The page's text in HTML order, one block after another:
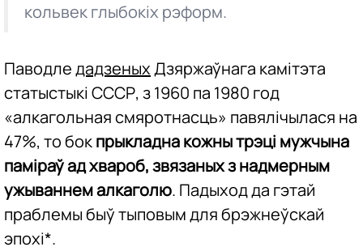
кольвек глыбокіх рэформ.
ПаводледадзеныхДзяржаўнага камітэта
статыстыкі СССР, з 1960 па 1980 год
«алкагольная смяротнасць» павялічылася на
47%, то бокпрыкладна кожны трэці мужчына
паміраў ад хвароб, звязаных з надмерным
ужываннем алкаголю. Падыход да гэтай
праблемы быў тыповым для брэжнеўскай
эпохі*.